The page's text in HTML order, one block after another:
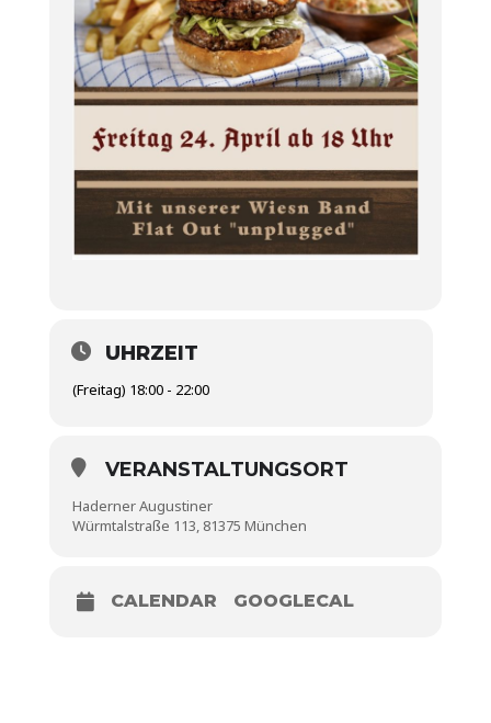
UHRZEIT
(Freitag) 18:00 - 22:00
VERANSTALTUNGSORT
Haderner Augustiner
Würmtalstraße 113, 81375 München
CALENDAR GOOGLECAL